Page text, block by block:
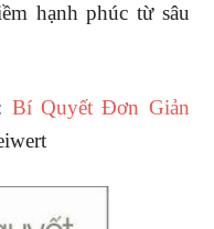
hạnh phúc từ sâu
Bí Quyết Đơn Giản